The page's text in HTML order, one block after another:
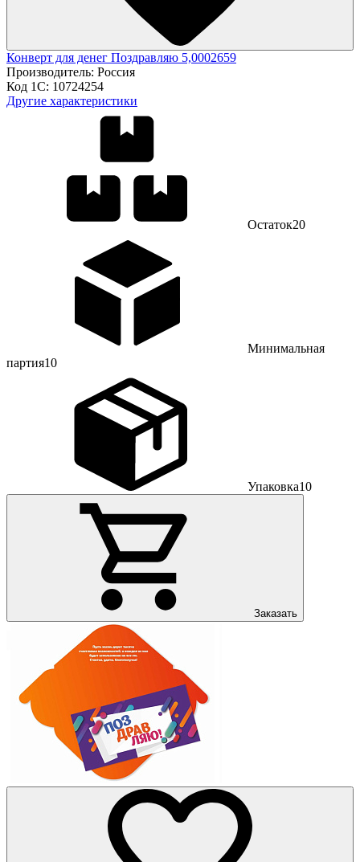
Конверт для денег Поздравляю 5,0002659
Производитель: Россия
Код 1С: 10724254
Другие характеристики
Остаток20
Минимальная
партия10
Упаковка10
Заказать